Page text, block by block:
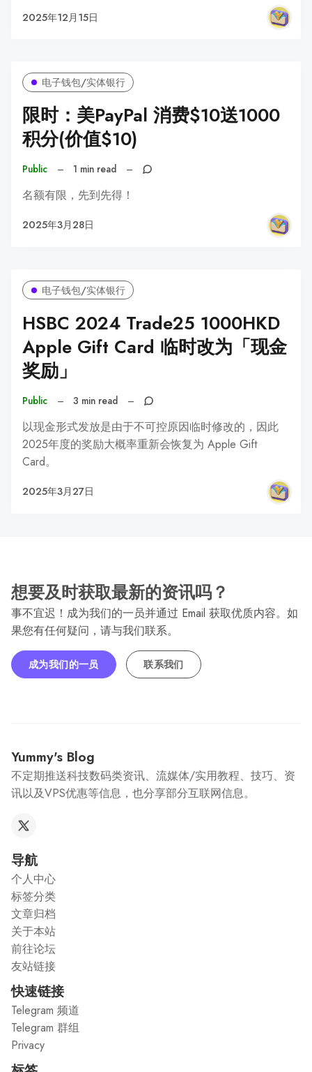
2025年12月15日
电子钱包/实体银行
限时：美PayPal 消费$10送1000
积分(价值$10)
Public – 1 min read –
名额有限，先到先得！
2025年3月28日
电子钱包/实体银行
HSBC 2024 Trade25 1000HKD
Apple Gift Card 临时改为「现金
奖励」
Public – 3 min read –
以现金形式发放是由于不可控原因临时修改的，因此
2025年度的奖励大概率重新会恢复为 Apple Gift
Card。
2025年3月27日
想要及时获取最新的资讯吗？
事不宜迟！成为我们的一员并通过 Email 获取优质内容。如
果您有任何疑问，请与我们联系。
成为我们的一员 联系我们
Yummy's Blog
不定期推送科技数码类资讯、流媒体/实用教程、技巧、资
讯以及VPS优惠等信息，也分享部分互联网信息。
导航
个人中心
标签分类
文章归档
关于本站
前往论坛
友站链接
快速链接
Telegram 频道
Telegram 群组
Privacy